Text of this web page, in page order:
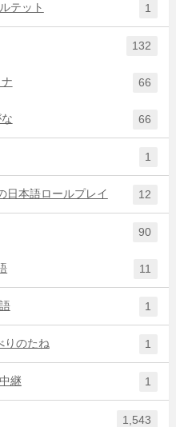
テット 1
132
66
66
1
日本語ロールプレイ 12
90
11
1
りのたね 1
継 1
1,543